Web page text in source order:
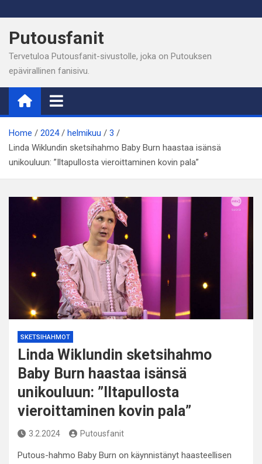
to
content
Putousfanit
Tervetuloa Putousfanit-sivustolle, joka on Putouksen
epävirallinen fanisivu.
Home 2024 helmikuu
3
Linda Wiklundin sketsihahmo Baby Burn haastaa isänsä
unikouluun: ”Iltapullosta vieroittaminen kovin pala”
SKETSIHAHMOT
Linda Wiklundin sketsihahmo
Baby Burn haastaa isänsä
unikouluun: ”Iltapullosta
vieroittaminen kovin pala”
3.2.2024 Putousfanit
Putous-hahmo Baby Burn on käynnistänyt haasteellisen